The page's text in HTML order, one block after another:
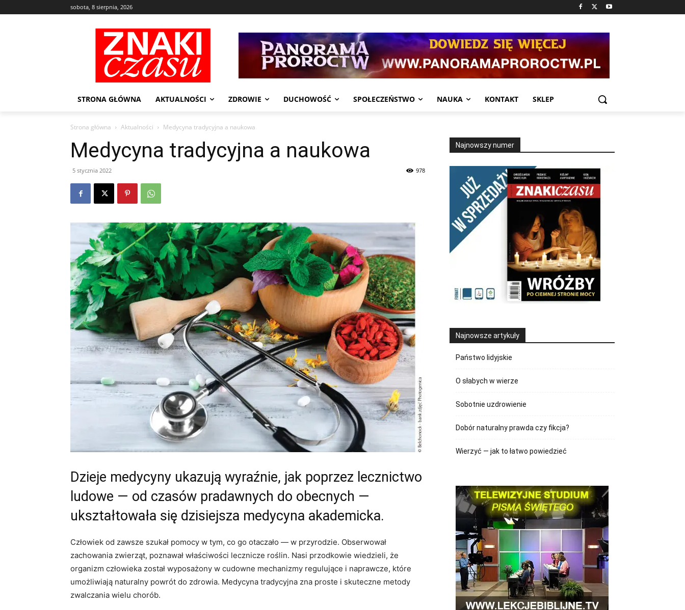
sobota, 8 sierpnia, 2026
STRONA GŁÓWNA AKTUALNOŚCI ZDROWIE DUCHOWOŚĆ SPOŁECZEŃSTWO NAUKA KONTAKT SKLEP
Strona główna Aktualności Medycyna tradycyjna a naukowa
Medycyna tradycyjna a naukowa
5 stycznia 2022 978
Dzieje medycyny ukazują wyraźnie, jak poprzez lecznictwo
ludowe — od czasów pradawnych do obecnych —
ukształtowała się dzisiejsza medycyna akademicka.
Człowiek od zawsze szukał pomocy w tym, co go otaczało — w przyrodzie. Obserwował
zachowania zwierząt, poznawał właściwości lecznicze roślin. Nasi przodkowie wiedzieli, że
organizm człowieka został wyposażony w cudowne mechanizmy regulujące i naprawcze, które
umożliwiają naturalny powrót do zdrowia. Medycyna tradycyjna zna proste i skuteczne metody
zwalczania wielu chorób.
Najnowszy numer
Najnowsze artykuły
Państwo lidyjskie
O słabych w wierze
Sobotnie uzdrowienie
Dobór naturalny prawda czy fikcja?
Wierzyć — jak to łatwo powiedzieć